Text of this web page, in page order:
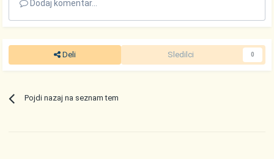
Dodaj komentar...
Deli Sledilci 0
Pojdi nazaj na seznam tem